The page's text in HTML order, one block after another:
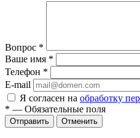
Вопрос *
Ваше имя *
Телефон *
E-mail
Я согласен на обработку
* — Обязательные поля
Отменить